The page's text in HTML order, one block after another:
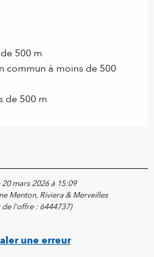
500 m
commun à moins de 500
de 500 m
mars 2026 à 15:09
Menton, Riviera & Merveilles
de l'offre : 6444737)
une erreur